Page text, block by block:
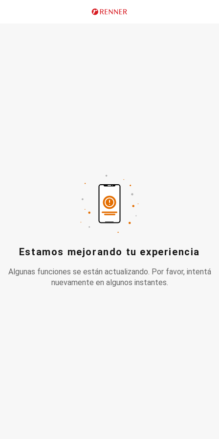
Estamos mejorando tu experiencia
Algunas funciones se están actualizando. Por favor, intentá
nuevamente en algunos instantes.